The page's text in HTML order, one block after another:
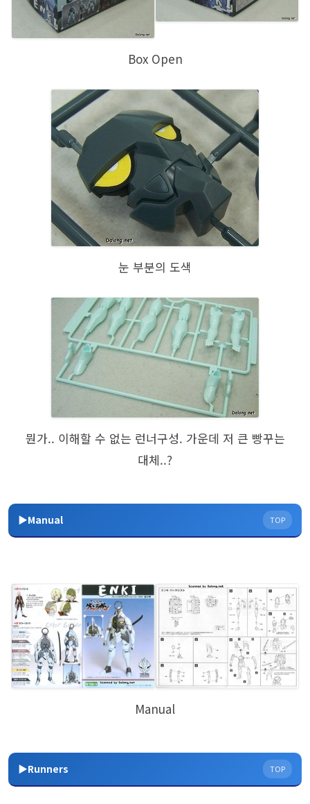
Box Open
눈 부분의 도색
뭔가.. 이해할 수 없는 런너구성. 가운데 저 큰 빵꾸는
대체..?
▶Manual TOP
Manual
▶Runners TOP